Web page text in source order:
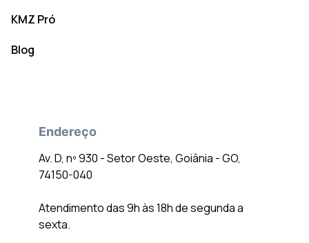
KMZ Pró
Blog
Endereço
Av. D, nº 930 - Setor Oeste, Goiânia - GO,
74150-040
Atendimento das 9h às 18h de segunda a
sexta.